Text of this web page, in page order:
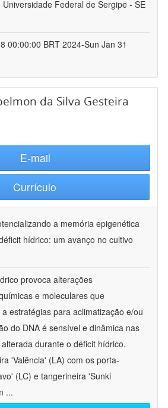
Universidade Federal de Sergipe - SE
00:00:00 BRT 2024-Sun Jan 31
da Silva Gesteira
E-mail
Currículo
a memória epigenética
hídrico: um avanço no cultivo
provoca alterações
e moleculares que
estratégias para aclimatização e/ou
do DNA é sensível e dinâmica nas
durante o déficit hídrico.
'Valência' (LA) com os porta-
(LC) e tangerineira 'Sunki
...